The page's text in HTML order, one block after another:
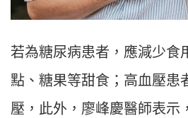
若為糖尿病患者，應減少食
點、糖果等甜食；高血壓患
壓，此外，廖峰慶醫師表示